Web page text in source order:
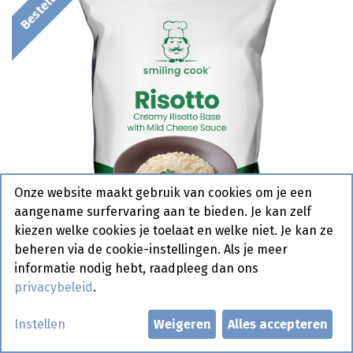
B13 Risotto Base Smiling Cook 1
kg
Onze website maakt gebruik van cookies om je een
aangename surfervaring aan te bieden. Je kan zelf
kiezen welke cookies je toelaat en welke niet. Je kan ze
beheren via de cookie-instellingen. Als je meer
informatie nodig hebt, raadpleeg dan ons
privacybeleid .
Instellen Weigeren Alles accepteren